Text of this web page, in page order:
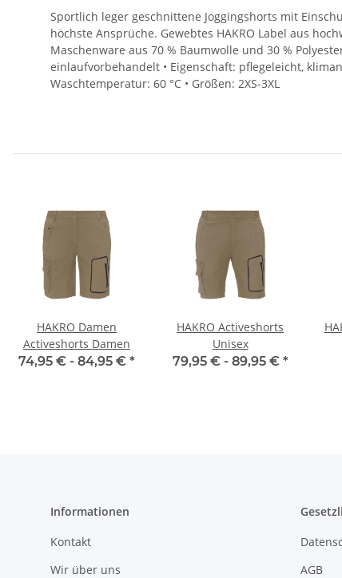
Sportlich leger geschnittene Joggingshorts mit
höchste Ansprüche. Gewebtes HAKRO Label aus
Maschenware aus 70 % Baumwolle und 30 %
einlaufvorbehandelt • Eigenschaft: pflegeleicht,
Waschtemperatur: 60 °C • Größen: 2XS-3XL
HAKRO Damen
Activeshorts Damen
74,95 € - 84,95 € *
HAKRO Activeshorts
Unisex
79,95 € - 89,95 € *
Informationen
Kontakt
Wir über uns
AGB